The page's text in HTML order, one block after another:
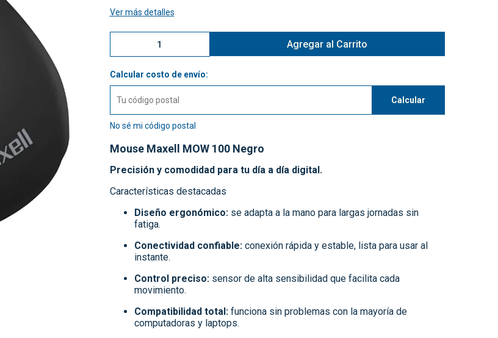
Ver más detalles
Agregar al Carrito
Calcular costo de envío:
Calcular
No sé mi código postal
Mouse Maxell MOW 100 Negro
Precisión y comodidad para tu día a día digital.
Características destacadas
Diseño ergonómico:se adapta a la mano para largas jornadas sin
fatiga.
Conectividad confiable:conexión rápida y estable, lista para usar al
instante.
Control preciso:sensor de alta sensibilidad que facilita cada
movimiento.
Compatibilidad total:funciona sin problemas con la mayoría de
computadoras y laptops.